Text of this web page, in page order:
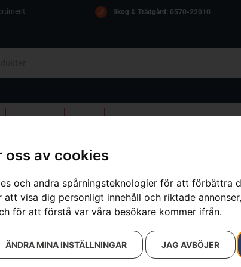
oss av cookies
och andra spårningsteknologier för att förbättra
visa dig personligt innehåll och riktade
för att förstå var våra besökare kommer ifrån.
JAG AVBÖJER
ÄNDRA MINA INSTÄLLNINGAR
Skog & Trädgård: 0570-22010
»Oljepip-vinter grå, kombidunk
Oljepip-
Varumärken:Husqvarna